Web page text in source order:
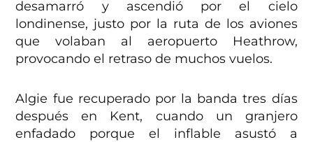
desamarró y ascendió por el cielo
londinense, justo por la ruta de los aviones
que volaban al aeropuerto Heathrow,
provocando el retraso de muchos vuelos.
Algie fue recuperado por la banda tres días
después en Kent, cuando un granjero
enfadado porque el inflable asustó a